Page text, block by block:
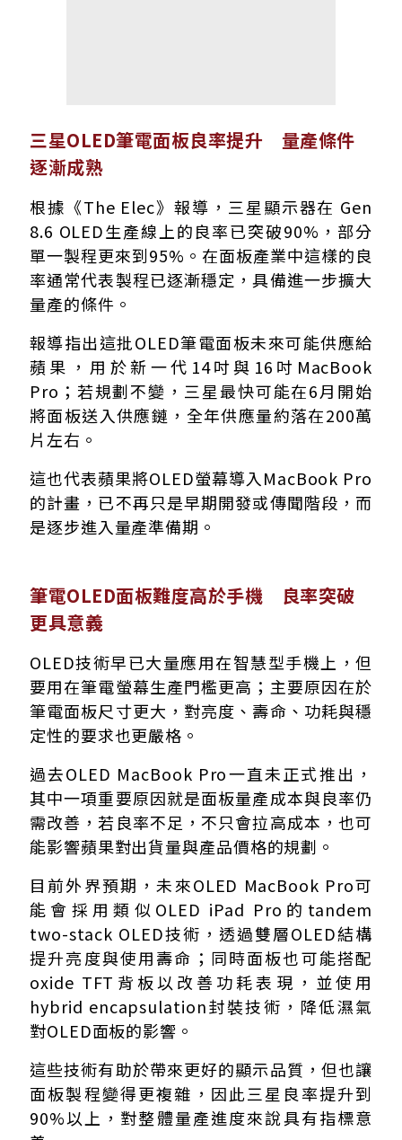
三星OLED筆電面板良率提升 量產條件
逐漸成熟
根據《The Elec》報導，三星顯示器在 Gen
8.6 OLED生產線上的良率已突破90%，部分
單一製程更來到95%。在面板產業中這樣的良
率通常代表製程已逐漸穩定，具備進一步擴大
量產的條件。
報導指出這批OLED筆電面板未來可能供應給
蘋果，用於新一代14吋與16吋MacBook
Pro；若規劃不變，三星最快可能在6月開始
將面板送入供應鏈，全年供應量約落在200萬
片左右。
這也代表蘋果將OLED螢幕導入MacBook Pro
的計畫，已不再只是早期開發或傳聞階段，而
是逐步進入量產準備期。
筆電OLED面板難度高於手機 良率突破
更具意義
OLED技術早已大量應用在智慧型手機上，但
要用在筆電螢幕生產門檻更高；主要原因在於
筆電面板尺寸更大，對亮度、壽命、功耗與穩
定性的要求也更嚴格。
過去OLED MacBook Pro一直未正式推出，
其中一項重要原因就是面板量產成本與良率仍
需改善，若良率不足，不只會拉高成本，也可
能影響蘋果對出貨量與產品價格的規劃。
目前外界預期，未來OLED MacBook Pro可
能會採用類似OLED iPad Pro的tandem
two-stack OLED技術，透過雙層OLED結構
提升亮度與使用壽命；同時面板也可能搭配
oxide TFT背板以改善功耗表現，並使用
hybrid encapsulation封裝技術，降低濕氣
對OLED面板的影響。
這些技術有助於帶來更好的顯示品質，但也讓
面板製程變得更複雜，因此三星良率提升到
90%以上，對整體量產進度來說具有指標意